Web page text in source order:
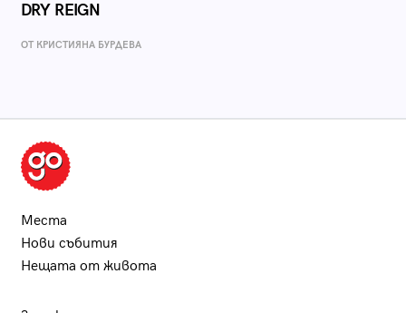
DRY REIGN
ОТ КРИСТИЯНА БУРДЕВА
Места
Нови събития
Нещата от живота